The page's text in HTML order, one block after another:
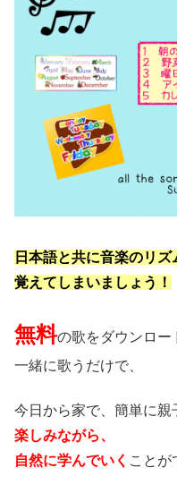
日本語と共に音楽のリズ
覚えてしまいましょう！
無料の歌をダウンロー
一緒に歌うだけで、
今日から家で、簡単に親
楽しみながら、
自然に学んでいく ことが